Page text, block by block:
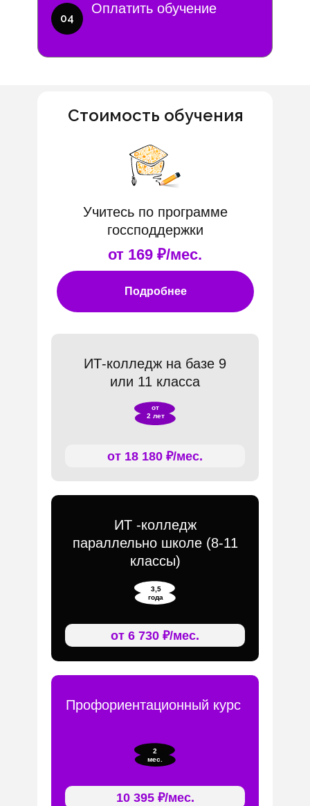
Оплатить обучение
04
ИТ-колледж на базе 9
или 11 класса
Стоимость обучения
от
2 лет
ИТ -колледж
параллельно школе (8-11
классы)
от 6 730 ₽/мес.
3,5
года
2
мес.
Профориентационный курс
от 18 180 ₽/мес.
10 395 ₽/мес.
Подробнее
Учитесь по программе
госсподдержки
от 169 ₽/мес.